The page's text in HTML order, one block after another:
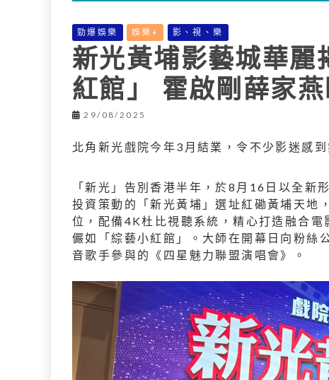
勁爆娛樂 娛樂+ 影、視、樂
新光黃埔影藝城華麗
紅館」 霍啟剛薛家
29/08/2025
北角新光戲院今年3月結業，令不少影迷感到
「新光」告別香港半年，於8月16日以全
投資策動的「新光黃埔」選址紅磡黃埔天地
位，配備4K杜比視聽系統，精心打造融合電
儼如「綜藝小紅館」。大師在開幕日向粉絲
音歌手參與的《四星魅力聯盟演唱會》。